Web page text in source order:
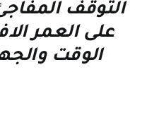
التوقف
على العمر
الوقت